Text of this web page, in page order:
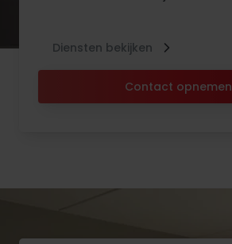
Contact opnemen
Diensten bekijken